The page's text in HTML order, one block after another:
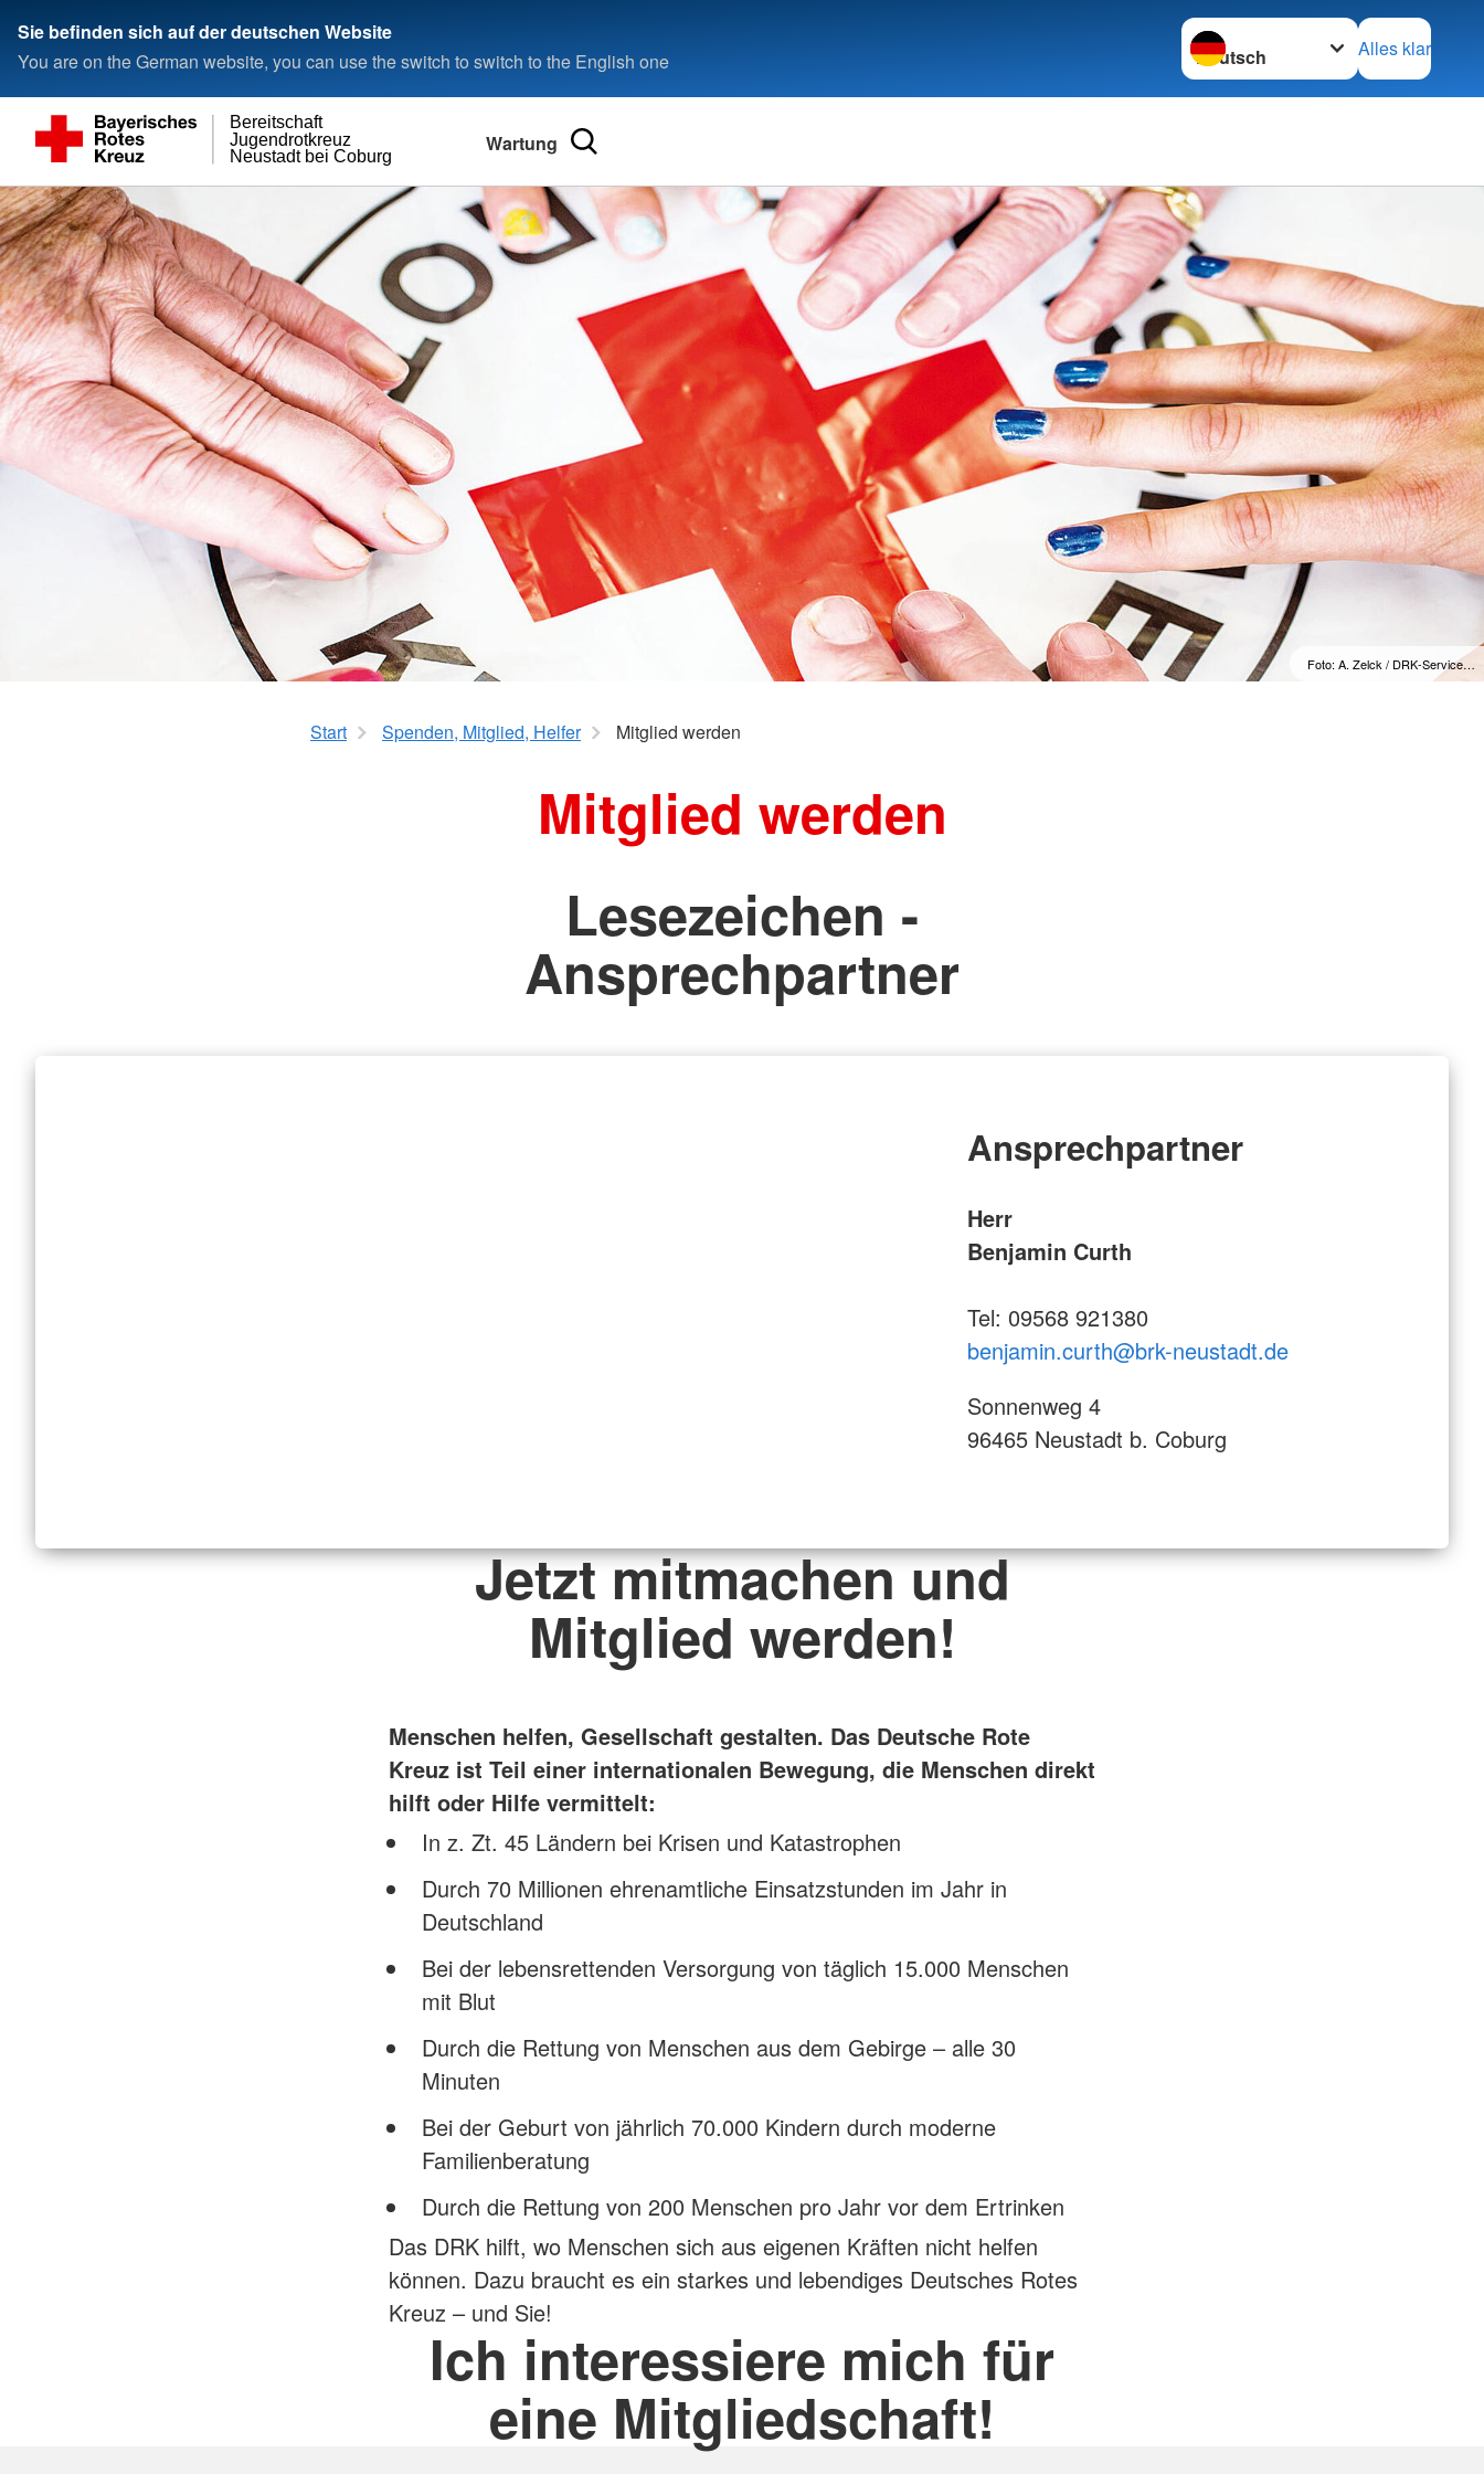
Sie befinden sich auf der deutschen Website
You are on the German website, you can use the switch to switch to the English one
Sprache wechseln zu
Alles klar
Neustadt bei Coburg
Jugendrotkreuz
Bereitschaft
Wartung
Foto: A. Zelck / DRK-Service…
Start Spenden, Mitglied, Helfer Mitglied werden
Mitglied werden
Lesezeichen -
Ansprechpartner
Ansprechpartner
Herr
Benjamin Curth
Tel: 09568 921380
benjamin.curth@brk-neustadt.de
Sonnenweg 4
96465 Neustadt b. Coburg
Jetzt mitmachen und
Mitglied werden!
Menschen helfen, Gesellschaft gestalten. Das Deutsche Rote
Kreuz ist Teil einer internationalen Bewegung, die Menschen direkt
hilft oder Hilfe vermittelt:
In z. Zt. 45 Ländern bei Krisen und Katastrophen
Durch 70 Millionen ehrenamtliche Einsatzstunden im Jahr in
Deutschland
Bei der lebensrettenden Versorgung von täglich 15.000 Menschen
mit Blut
Durch die Rettung von Menschen aus dem Gebirge – alle 30
Minuten
Bei der Geburt von jährlich 70.000 Kindern durch moderne
Familienberatung
Durch die Rettung von 200 Menschen pro Jahr vor dem Ertrinken
Das DRK hilft, wo Menschen sich aus eigenen Kräften nicht helfen
können. Dazu braucht es ein starkes und lebendiges Deutsches Rotes
Kreuz – und Sie!
Ich interessiere mich für
eine Mitgliedschaft!